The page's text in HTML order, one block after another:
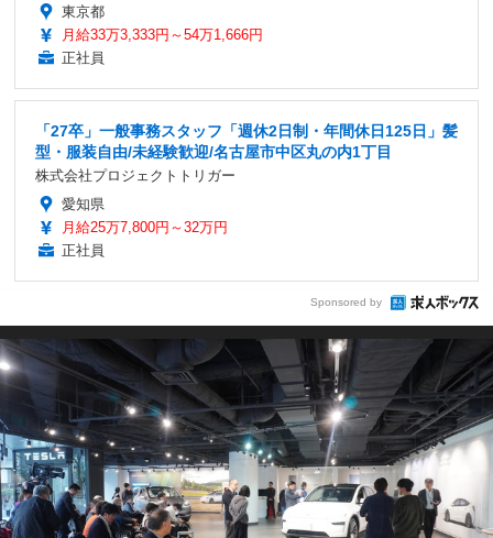
東京都
月給33万3,333円～54万1,666円
正社員
「27卒」一般事務スタッフ「週休2日制・年間休日125日」髪
型・服装自由/未経験歓迎/名古屋市中区丸の内1丁目
株式会社プロジェクトトリガー
愛知県
月給25万7,800円～32万円
正社員
Sponsored by